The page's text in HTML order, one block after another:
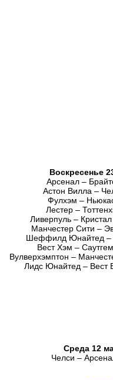
Воскресенье
Арсенал –
Астон Вилла –
Фулхэм –
Лестер –
Ливерпуль –
Манчестер Сити –
Шеффилд Юнайтед –
Вест Хэм –
Вулверхэмптон –
Лидс Юнайтед – Вест
Среда 12
Челси –